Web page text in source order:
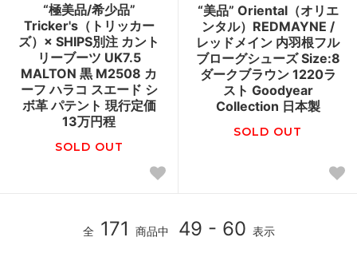
“極美品/希少品”
Tricker's（トリッカー
ズ）× SHIPS別注 カント
リーブーツ UK7.5
MALTON 黒 M2508 カ
ーフ ハラコ スエード シ
ボ革 パテント 現行定価
13万円程
SOLD OUT
“美品” Oriental（オリエ
ンタル）REDMAYNE /
レッドメイン 内羽根フル
ブローグシューズ Size:8
ダークブラウン 1220ラ
スト Goodyear
Collection 日本製
SOLD OUT
全 171 商品中 49 - 60 表示